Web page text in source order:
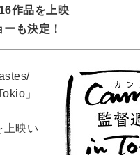
作品を上映
も決定！
」
上映い